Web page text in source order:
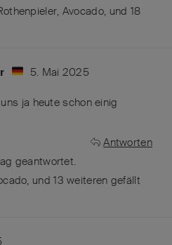
, Avocado, und 18
5. Mai 2025
ja heute schon einig
Antworten
geantwortet.
, und13 weiteren gefällt